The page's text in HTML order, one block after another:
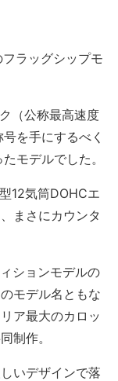
ラッグシップモ
（公称最高速度
を手にするべく
モデルでした。
12気筒DOHCエ
まさにカウンタ
ションモデルの
モデル名ともな
ア最大のカロッ
制作。
いデザインで落